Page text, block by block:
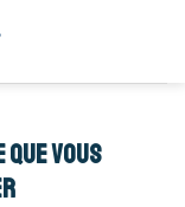
que vous